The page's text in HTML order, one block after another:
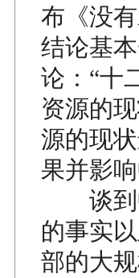
布《没
结论基
论：“十
资源的
源的现
果并影
谈到中
的事实
部的大